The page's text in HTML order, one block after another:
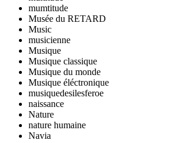
mumtitude
Musée du RETARD
Music
musicienne
Musique
Musique classique
Musique du monde
Musique éléctronique
musiquedesilesferoe
naissance
Nature
nature humaine
Navia